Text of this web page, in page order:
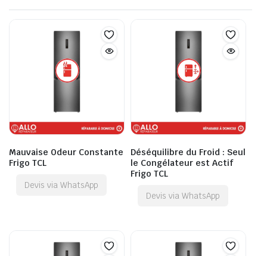
Mauvaise Odeur Constante
Frigo TCL
Devis via WhatsApp
Déséquilibre du Froid : Seul
le Congélateur est Actif
Frigo TCL
Devis via WhatsApp